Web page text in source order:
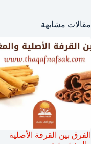
مقالات مشابهة
الفرق بين القرفة الأصلية